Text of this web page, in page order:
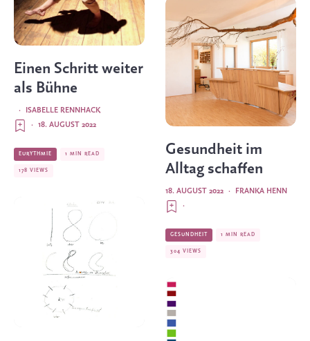
Einen Schritt weiter
als Bühne
ISABELLE RENNHACK
·
18. AUGUST 2022
·
EURYTHMIE 1 MIN READ
178 VIEWS
Gesundheit im
Alltag schaffen
FRANKA HENN
·
18. AUGUST 2022
·
GESUNDHEIT 1 MIN READ
304 VIEWS